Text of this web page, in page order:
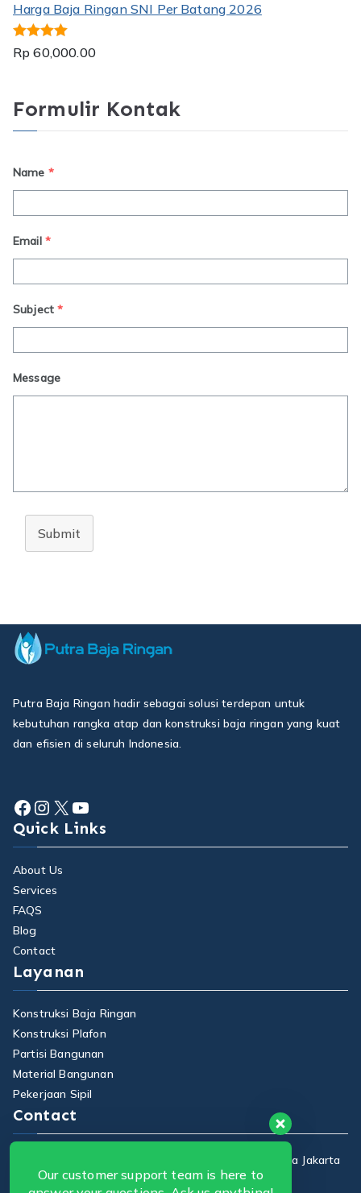
Harga Baja Ringan SNI Per Batang 2026
Dinilai5.00
Rp 60,000.00
Formulir Kontak
Name *
Email *
Subject *
Message
Submit
Putra Baja Ringan hadir sebagai solusi terdepan untuk
kebutuhan rangka atap dan konstruksi baja ringan yang kuat
dan efisien di seluruh Indonesia.
Facebook
Instagram
X YouTube
Quick Links
About Us
Services
FAQS
Blog
Contact
Layanan
Konstruksi Baja Ringan
Konstruksi Plafon
Partisi Bangunan
Material Bangunan
Pekerjaan Sipil
Contact
Jalan Raya Centex, No 7, RT 12, RW 10, Ciracas, Kota Jakarta
Our customer support team is here to